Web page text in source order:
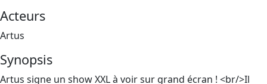
Acteurs
Artus
Synopsis
Artus signe un show XXL à voir sur grand écran ! <br/>Il